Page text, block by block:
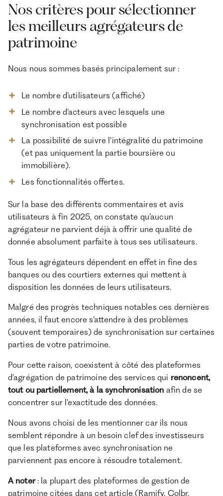
Nos critères pour sélectionner
les meilleurs agrégateurs de
patrimoine
Nous nous sommes basés principalement sur :
Le nombre d’utilisateurs (affiché)
Le nombre d’acteurs avec lesquels une
synchronisation est possible
La possibilité de suivre l’intégralité du patrimoine
(et pas uniquement la partie boursière ou
immobilière).
Les fonctionnalités offertes.
Sur la base des différents commentaires et avis
utilisateurs à fin 2025, on constate qu’aucun
agrégateur ne parvient déjà à offrir une qualité de
donnée absolument parfaite à tous ses utilisateurs.
Tous les agrégateurs dépendent en effet in fine des
banques ou des courtiers externes qui mettent à
disposition les données de leurs utilisateurs.
Malgré des progrès techniques notables ces dernières
années, il faut encore s’attendre à des problèmes
(souvent temporaires) de synchronisation sur certaines
parties de votre patrimoine.
Pour cette raison, coexistent à côté des plateformes
d’agrégation de patrimoine des services qui renoncent,
tout ou partiellement, à la synchronisation afin de se
concentrer sur l’exactitude des données.
Nous avons choisi de les mentionner car ils nous
semblent répondre à un besoin clef des investisseurs
que les plateformes avec synchronisation ne
parviennent pas encore à résoudre totalement.
A noter: la plupart des plateformes de gestion de
patrimoine citées dans cet article (Ramify, Colbr,